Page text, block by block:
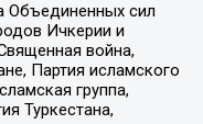
сил
Ичкерии и
война,
Партия исламского
группа,
Туркестана,